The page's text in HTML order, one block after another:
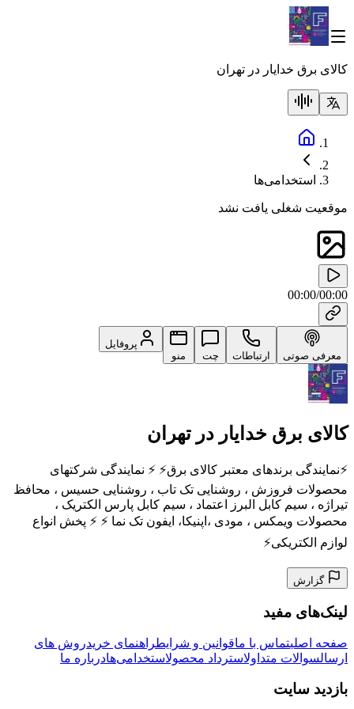
کالای برق خدایار در تهران
استخدامی‌ها
موقعیت شغلی یافت نشد
00:00/00:00
معرفی صوتی ارتباطات چت منو
پروفایل
کالای برق خدایار در تهران
⚡️نمایندگی برندهای معتبر کالای برق⚡️ ⚡️ نمایندگی شرکتهای
محصولات فروزش ، روشنایی تک تاب ، روشنایی حسیس ، محافظ
تیراژه ، سیم کابل البرز اعتماد ، سیم کابل پارس الکتریک ،
محصولات ویمکس ، مودی ،اپنیکا، ایفون تک نما ⚡️ ⚡️ پخش انواع
لوازم الکتریکی⚡️
گزارش
لینک‌های مفید
صفحه اصلیتماس با ماقوانین و شرایطراهنمای خریدروش های
ارسالسوالات متداولاسترداد محصولاستخدامی‌هادرباره ما
بازدید سایت